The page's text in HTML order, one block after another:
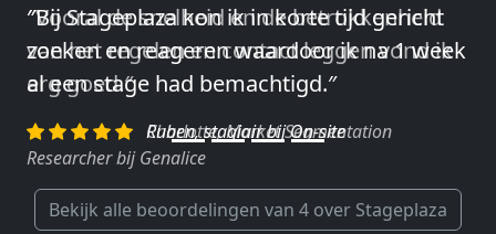
″Vooral de snelheid en de betrokkenheid
van het regelen en contact leggen vond ik
erg goed.″
Charlotte, Market Segmentation
Researcher bij Genalice
Bekijk alle beoordelingen van 4 over Stageplaza